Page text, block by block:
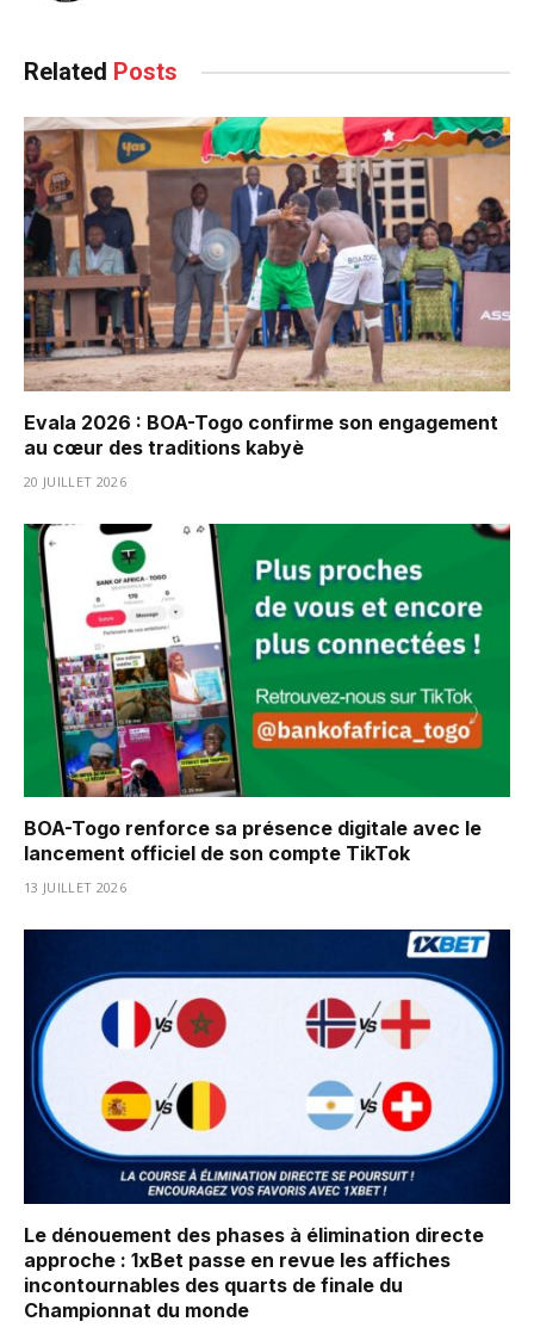
Related Posts
Evala 2026 : BOA-Togo confirme son engagement
au cœur des traditions kabyè
20 JUILLET 2026
BOA-Togo renforce sa présence digitale avec le
lancement officiel de son compte TikTok
13 JUILLET 2026
Le dénouement des phases à élimination directe
approche : 1xBet passe en revue les affiches
incontournables des quarts de finale du
Championnat du monde